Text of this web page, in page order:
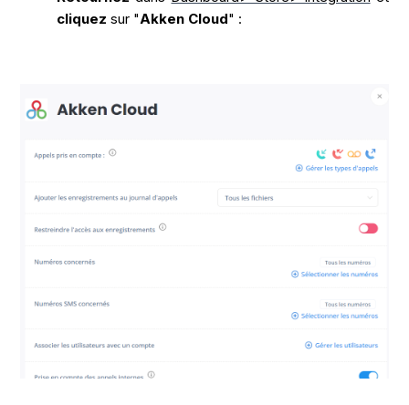
cliquez sur "Akken Cloud" :